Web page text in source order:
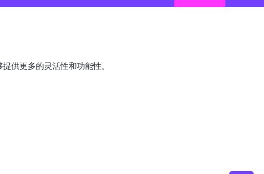
供更多的灵活性和功能性。